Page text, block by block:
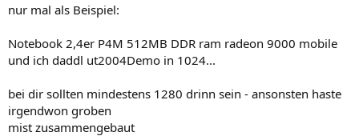
nur mal als Beispiel:
Notebook 2,4er P4M 512MB DDR ram radeon 9000 mobile
und ich daddl ut2004Demo in 1024...
bei dir sollten mindestens 1280 drinn sein - ansonsten haste
irgendwon groben
mist zusammengebaut